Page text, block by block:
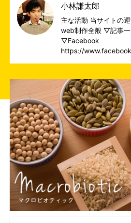
小林謙太郎
主な活動 当サイトの
web制作全般 ▽記事
▽Facebook
https://